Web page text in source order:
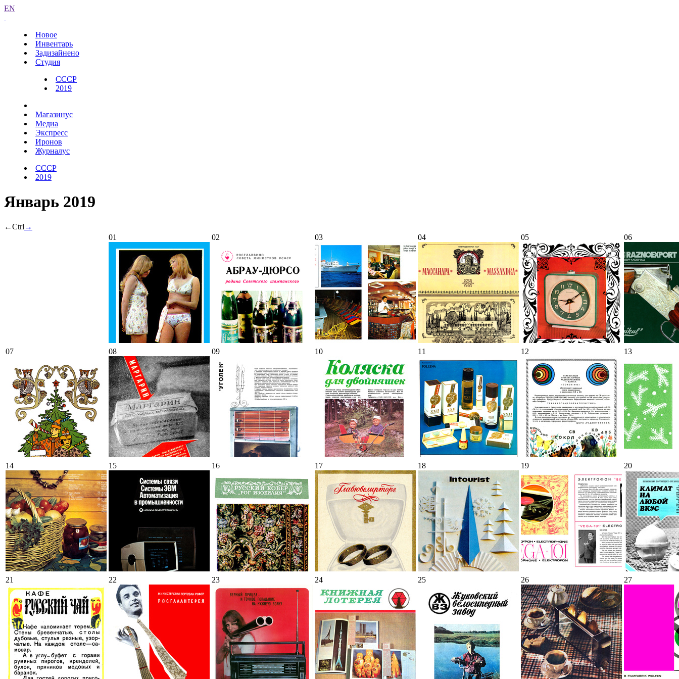
EN
Новое
Инвентарь
Задизайнено
Студия
СССР
2019
Магазинус
Медиа
Экспресс
Иронов
Журналус
СССР
2019
Январь 2019
←Ctrl →
01
02 03 04 05 06
07 08 09 10 11 12 13
14 15 16 17 18 19 20
21 22 23 24 25 26 27